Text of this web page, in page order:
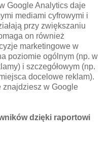
Google Analytics daje
mediami cyfrowymi i
przy zwiększaniu
on również
marketingowe w
poziomie ogólnym (np. w
i szczegółowym (np.
docelowe reklam).
znajdziesz w Google
dzięki raportowi